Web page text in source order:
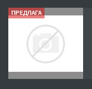
ПРЕДЛАГА